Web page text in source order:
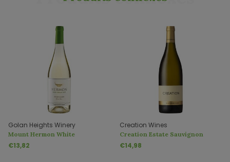
Golan Heights Winery
Mount Hermon White
€13,82
Creation Wines
Creation Estate Sauvignon
Blanc
€14,98